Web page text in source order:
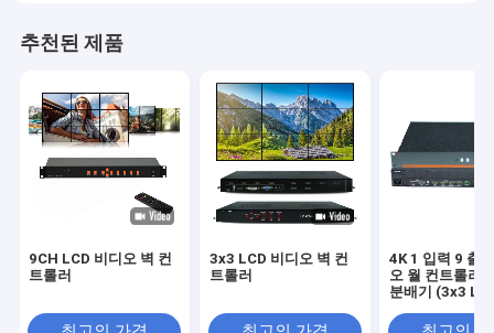
추천된 제품
9CH LCD 비디오 벽 컨
트롤러
3x3 LCD 비디오 벽 컨
트롤러
4K 1 입력 9 출
오 월 컨트롤러
분배기 (3x3